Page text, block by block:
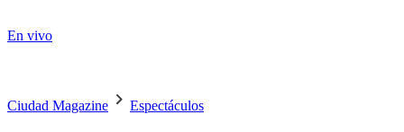
En vivo
Ciudad Magazine Espectáculos